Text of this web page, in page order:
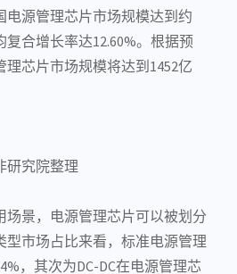
电源管理芯片市场规模达到约
复合增长率达12.60%。根据预
理芯片市场规模将达到1452亿
研究院整理
场景，电源管理芯片可以被划分
型市场占比来看，标准电源管理
，其次为DC-DC在电源管理芯